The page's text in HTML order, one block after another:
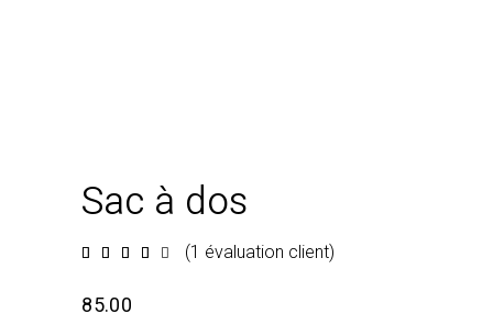
Sac à dos
Échéance
5
sur
1
(1 évaluation client)
85.00